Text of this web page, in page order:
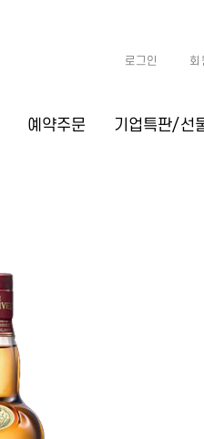
예약주문 기업특판/선
로그인 회